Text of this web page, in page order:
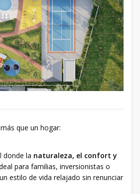
que un hogar:
donde la naturaleza, el confort y
para familias, inversionistas o
estilo de vida relajado sin renunciar